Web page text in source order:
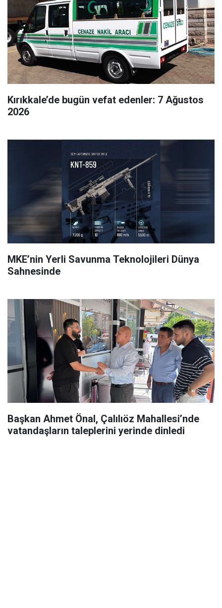
Kırıkkale’de bugün vefat edenler: 7 Ağustos
2026
MKE’nin Yerli Savunma Teknolojileri Dünya
Sahnesinde
Başkan Ahmet Önal, Çalılıöz Mahallesi’nde
vatandaşların taleplerini yerinde dinledi